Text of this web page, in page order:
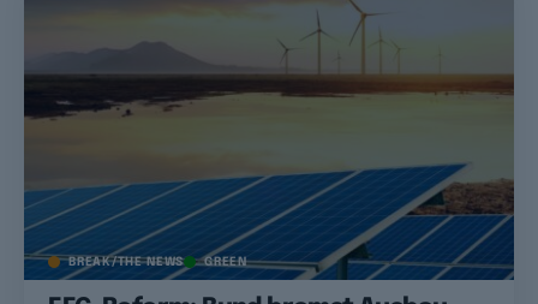
BREAK/THE NEWS GREEN